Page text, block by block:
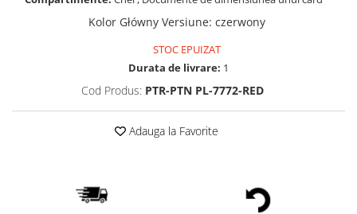
Kolor Główny Versiune: czerwony
STOC EPUIZAT
Durata de livrare: 1
Cod Produs: PTR-PTN PL-7772-RED
Adauga la Favorite